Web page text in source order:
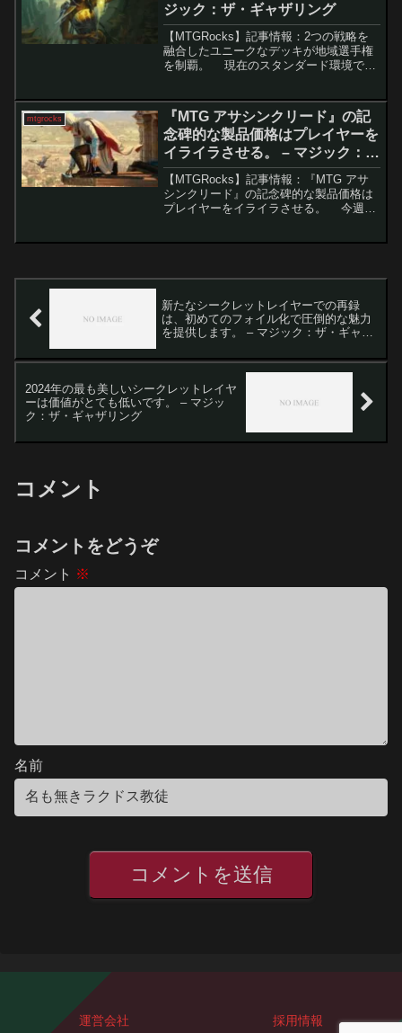
ジック：ザ・ギャザリング
【MTGRocks】記事情報：2つの戦略を
融合したユニークなデッキが地域選手権
を制覇。 現在のスタンダード環境で猛
めています。カナダ・モントリオールの
地域選手権で...
mtgrocks
『MTG アサシンクリード』の記
念碑的な製品価格はプレイヤーを
イライラさせる。 – マジック：
ザ・ギャザリング
【MTGRocks】記事情報：『MTG アサ
シンクリード』の記念碑的な製品価格は
プレイヤーをイライラさせる。 今週末
新たなシークレットレイヤーでの再録
は、初めてのフォイル化で圧倒的な魅力
を提供します。 – マジック：ザ・ギャザ
2024年の最も美しいシークレットレイヤ
ーは価値がとても低いです。 – マジッ
ク：ザ・ギャザリング
コメント
コメントをどうぞ
コメント ※
名前
運営会社 採用情報